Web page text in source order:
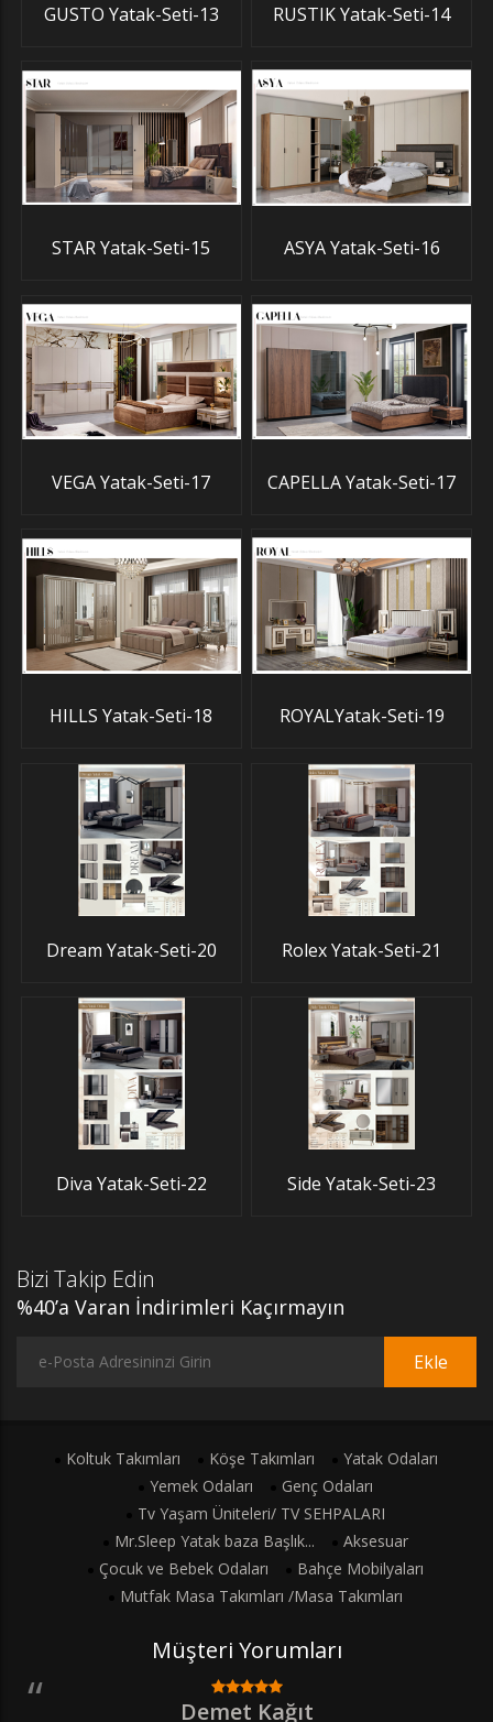
GUSTO Yatak-Seti-13 RUSTIK Yatak-Seti-14
STAR Yatak-Seti-15 ASYA Yatak-Seti-16
VEGA Yatak-Seti-17 CAPELLA Yatak-Seti-17
HILLS Yatak-Seti-18 ROYALYatak-Seti-19
Dream Yatak-Seti-20 Rolex Yatak-Seti-21
Diva Yatak-Seti-22 Side Yatak-Seti-23
Bizi Takip Edin
%40’a Varan İndirimleri Kaçırmayın
Ekle
Koltuk Takımları Köşe Takımları
Yatak Odaları
Yemek Odaları
Genç Odaları
Tv Yaşam Üniteleri/ TV SEHPALARI
Mr.Sleep Yatak baza Başlık...
Aksesuar
Çocuk ve Bebek Odaları
Bahçe Mobilyaları
Mutfak Masa Takımları /Masa Takımları
Müşteri Yorumları
Demet Kağıt